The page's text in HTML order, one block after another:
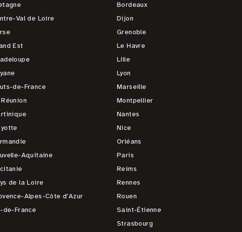
Val de Loire
Est
de-France
Aquitaine
de la Loire
Alpes-Côte d'Azur
de-France
Bordeaux
Dijon
Grenoble
Le Havre
Lille
Lyon
Marseille
Montpellier
Nantes
Nice
Orléans
Paris
Reims
Rennes
Rouen
Saint-Étienne
Strasbourg